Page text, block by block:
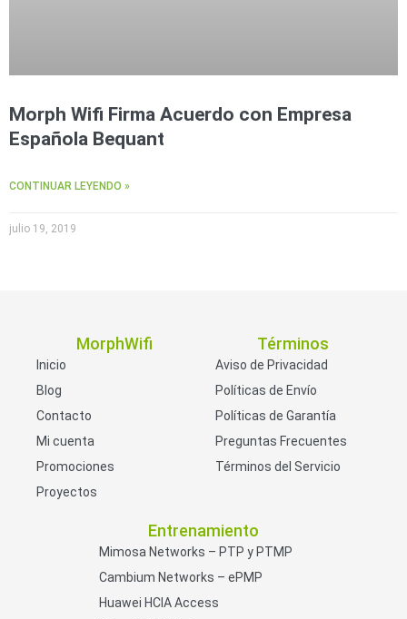
Morph Wifi Firma Acuerdo con Empresa
Española Bequant
CONTINUAR LEYENDO »
julio 19, 2019
MorphWifi
Inicio
Blog
Contacto
Mi cuenta
Promociones
Proyectos
Términos
Aviso de Privacidad
Políticas de Envío
Políticas de Garantía
Preguntas Frecuentes
Términos del Servicio
Entrenamiento
Mimosa Networks – PTP y PTMP
Cambium Networks – ePMP
Huawei HCIA Access